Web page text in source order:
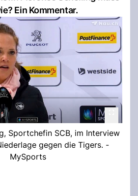
Ein Kommentar.
Sportchefin SCB, im Interview
gegen die Tigers. -
MySports